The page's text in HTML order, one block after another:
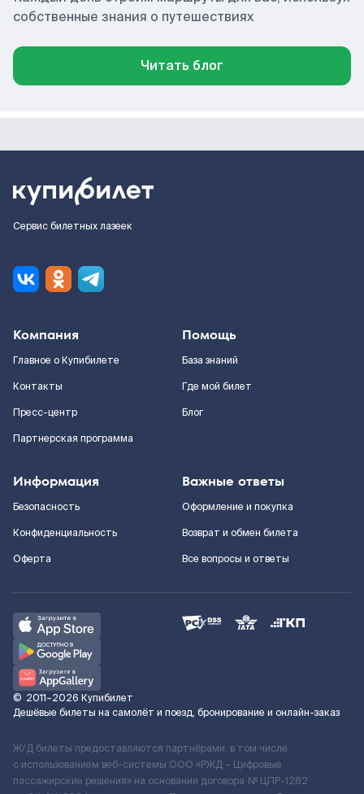
собственные знания о путешествиях
Читать блог
Сервис билетных лазеек
Компания
Главное о Купибилете
Контакты
Пресс-центр
Партнерская программа
Помощь
База знаний
Где мой билет
Блог
Информация
Безопасность
Конфиденциальность
Оферта
Важные ответы
Оформление и покупка
Возврат и обмен билета
Все вопросы и ответы
© 2011–2026 Купибилет
Дешёвые билеты на самолёт и поезд, бронирование и онлайн-заказ
Ж/Д билеты предоставляются партнёрами, в том числе
с использованием веб-системы ООО «РЖД – Цифровые
пассажирские решения» на основании договора № ЦПР-1282